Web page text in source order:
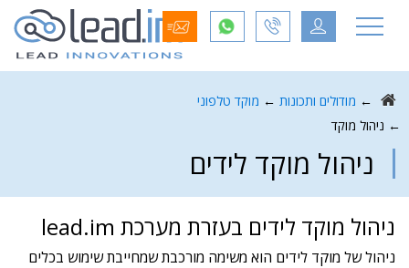
← מודולים ותכונות ← מוקד טלפוני
← ניהול מוקד
ניהול מוקד לידים
ניהול מוקד לידים בעזרת מערכת lead.im
ניהול של מוקד לידים הוא משימה מורכבת שמחייבת שימוש בכלים